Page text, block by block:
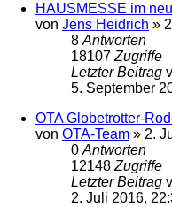
HAUSMESSE im
von Jens Heidrich »
8 Antworten
18107 Zugriffe
Letzter Beitrag
5. September
OTA Globetrotter-
von OTA-Team » 2.
0 Antworten
12148 Zugriffe
Letzter Beitrag
2. Juli 2016,